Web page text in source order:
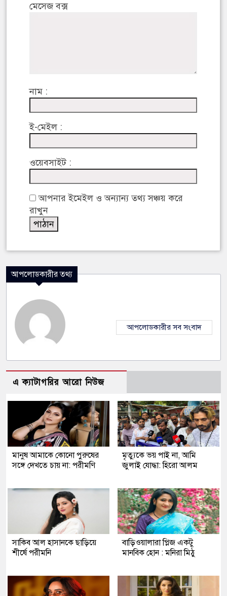
মেসেজ বক্স
নাম :
ই-মেইল :
ওয়েবসাইট :
আপনার ইমেইল ও অন্যান্য তথ্য সঞ্চয় করে
রাখুন
আপলোডকারীর তথ্য
আপলোডকারীর সব সংবাদ
এ ক্যাটাগরির আরো নিউজ
মানুষ আমাকে কোনো পুরুষের
সঙ্গে দেখতে চায় না: পরীমণি
মৃত্যুকে ভয় পাই না, আমি
জুলাই যোদ্ধা: হিরো আলম
সাকিব আল হাসানকে ছাড়িয়ে
শীর্ষে পরীমনি
বাড়িওয়ালারা প্লিজ একটু
মানবিক হোন : মনিরা মিঠু